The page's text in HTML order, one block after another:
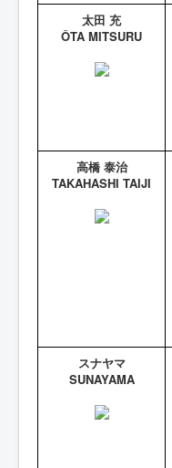
太田 充
ÔTA MITSURU
高橋 泰治
TAKAHASHI TAIJI
スナヤマ
SUNAYAMA